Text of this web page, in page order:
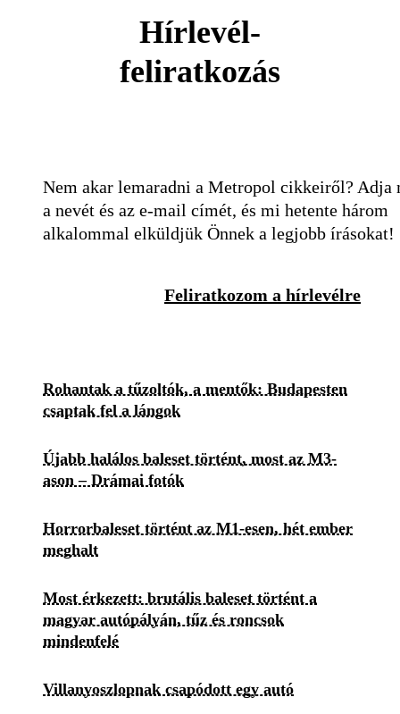
Hírlevél-
feliratkozás
Nem akar lemaradni a Metropol cikkeiről? Adja
a nevét és az e-mail címét, és mi hetente három
alkalommal elküldjük Önnek a legjobb írásokat!
Feliratkozom a hírlevélre
Rohantak a tűzoltók, a mentők: Budapesten
csaptak fel a lángok
Újabb halálos baleset történt, most az M3-
ason – Drámai fotók
Horrorbaleset történt az M1-esen, hét ember
meghalt
Most érkezett: brutális baleset történt a
magyar autópályán, tűz és roncsok
mindenfelé
Villanyoszlopnak csapódott egy autó